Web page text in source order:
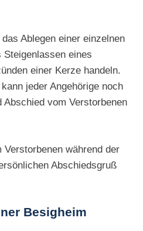
Ablegen einer einzelnen
Steigenlassen eines
einer Kerze handeln.
jeder Angehörige noch
vom Verstorbenen
während der
Abschiedsgruß
Besigheim